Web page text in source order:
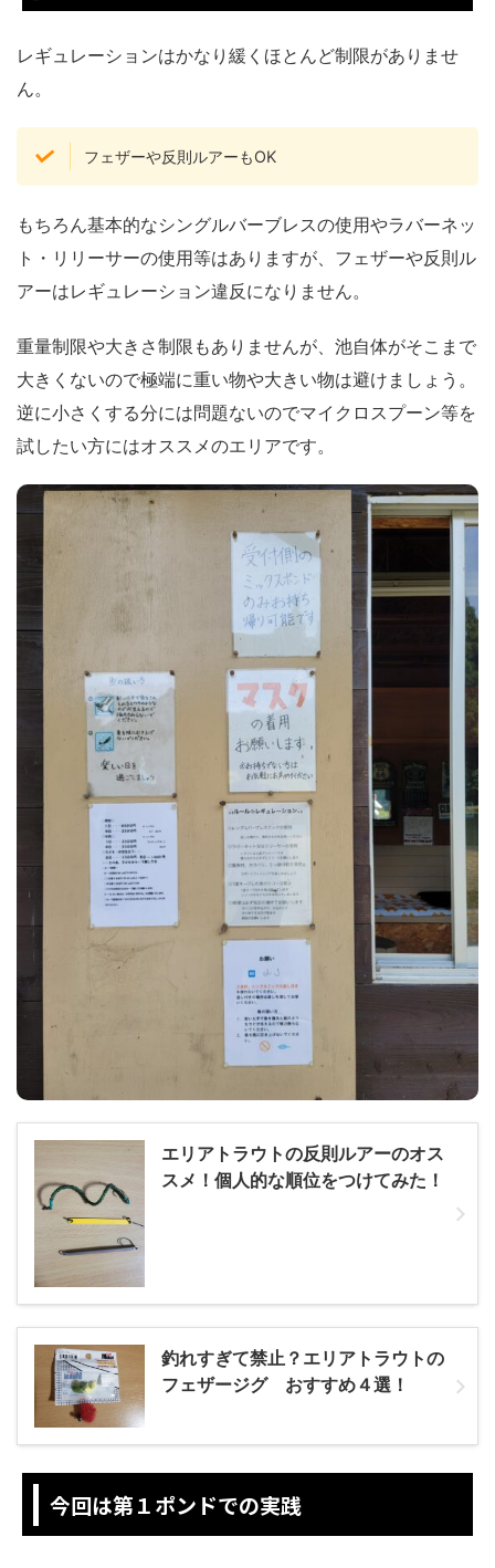
レギュレーションはかなり緩くほとんど制限がありませ
ん。
フェザーや反則ルアーもOK
もちろん基本的なシングルバーブレスの使用やラバーネッ
ト・リリーサーの使用等はありますが、フェザーや反則ル
アーはレギュレーション違反になりません。
重量制限や大きさ制限もありませんが、池自体がそこまで
大きくないので極端に重い物や大きい物は避けましょう。
逆に小さくする分には問題ないのでマイクロスプーン等を
試したい方にはオススメのエリアです。
エリアトラウトの反則ルアーのオス
スメ！個人的な順位をつけてみた！
釣れすぎて禁止？エリアトラウトの
フェザージグ おすすめ４選！
今回は第１ポンドでの実践